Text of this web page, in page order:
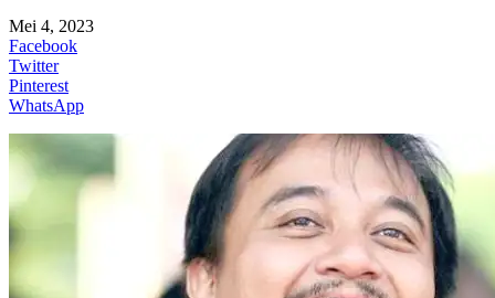
Mei 4, 2023
Facebook
Twitter
Pinterest
WhatsApp